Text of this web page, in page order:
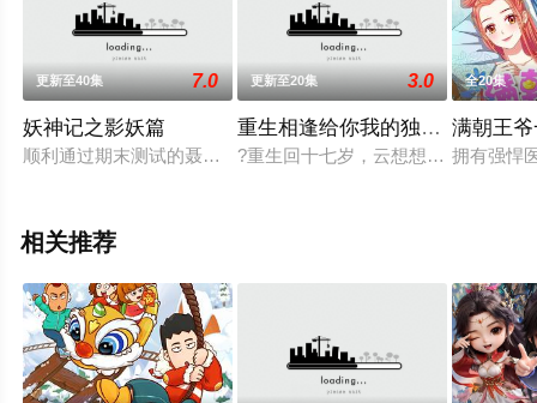
更新至40集 7.0
妖神记之影妖篇
顺利通过期末测试的聂离，进入天才班的同时收获了肖凝儿的
更新至20集 3.0
重生相逢给你我的独家宠溺
?重生回十七岁，云想想发誓不再受
全20集
满朝王
拥有强悍
相关推荐